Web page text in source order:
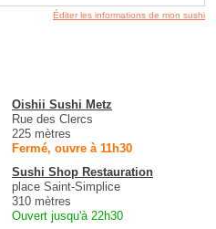
Éditer les informations de mon sushi
Oishii Sushi Metz
Rue des Clercs
225 mètres
Fermé, ouvre à 11h30
Sushi Shop Restauration
place Saint-Simplice
310 mètres
Ouvert jusqu'à 22h30